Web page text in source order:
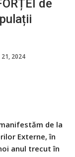
de
21, 2024
de la
Externe, în
anul trecut în